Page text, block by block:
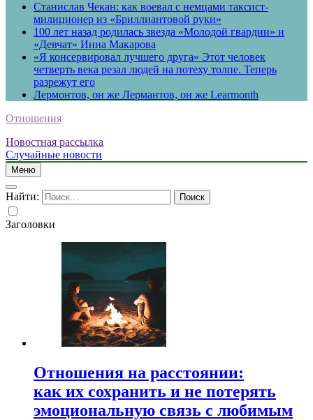
Станислав Чекан: как воевал с немцами таксист-
милиционер из «Бриллиантовой руки»
100 лет назад родилась звезда «Молодой гвардии» и
«Девчат» Инна Макарова
«Я консервировал лучшего друга» Этот человек
четверть века резал людей на потеху толпе. Теперь
разрежут его
Лермонтов, он же Лермантов, он же Learmonth
Отношения
Новостная рассылка
Случайные новости
Меню
Найти:
Заголовки
Отношения на расстоянии:
как их сохранить и не потерять
эмоциональную связь с любимым